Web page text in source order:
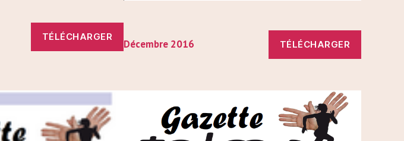
TÉLÉCHARGER
Décembre 2016 TÉLÉCHARGER